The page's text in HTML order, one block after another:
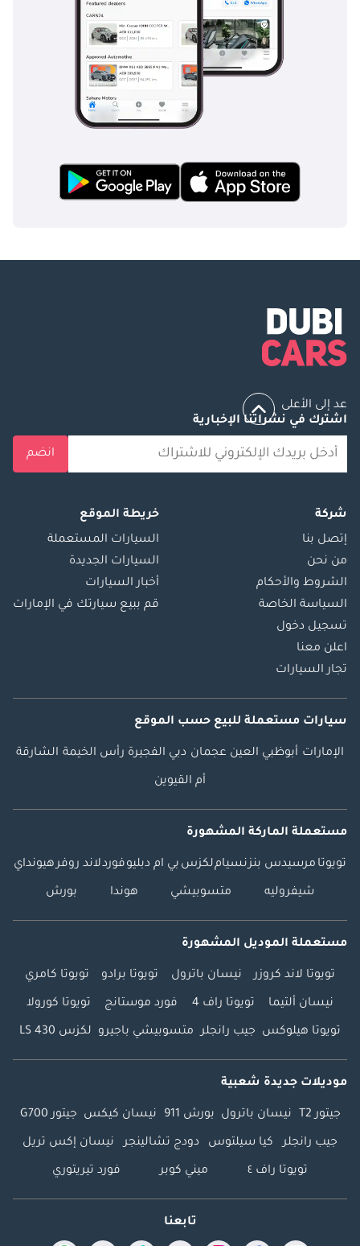
عد إلى الأعلى
اشترك في نشراتنا الإخبارية
انضم
شركة
إتصل بنا
من نحن
الشروط والأحكام
السياسة الخاصة
تسجيل دخول
اعلن معنا
تجار السيارات
خريطة الموقع
السيارات المستعملة
السيارات الجديدة
أخبار السيارات
قم ببيع سيارتك في الإمارات
سيارات مستعملة للبيع حسب الموقع
الإمارات أبوظبي العين عجمان دبي الفجيرة رأس الخيمة الشارقة
أم القيوين
مستعملة الماركة المشهورة
تويوتا مرسيدس بنزنسياملكزس بي ام دبليوفوردلاند روفرهيونداي
شيفروليه متسوبيشي هوندا بورش
مستعملة الموديل المشهورة
تويوتا لاند كروزر نيسان باترول تويوتا برادو تويوتا كامري
نيسان ألتيما تويوتا راف 4 فورد موستانج تويوتا كورولا
تويوتا هيلوكس جيب رانجلر متسوبيشي باجيرو لكزس LS 430
موديلات جديدة شعبية
جيتور T2 نيسان باترول بورش 911 نيسان كيكس جيتور G700
جيب رانجلر كيا سيلتوس دودج تشالينجر نيسان إكس تريل
تويوتا راف ٤ ميني كوبر فورد تيريتوري
تابعنا